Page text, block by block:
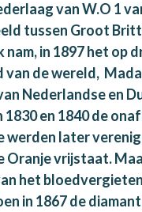
van W.O 1
tussen Groot
nam, in 1897 het op
de wereld,
Nederlandse en
en 1840 de
werden later
Oranje vrijstaat.
het
in 1867 de